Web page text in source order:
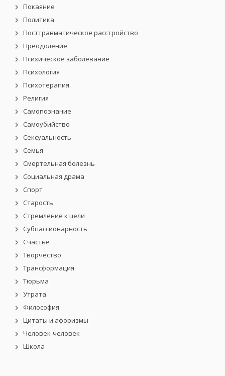
Покаяние
Политика
Посттравматическое расстройство
Преодоление
Психическое заболевание
Психология
Психотерапия
Религия
Самопознание
Самоубийство
Сексуальность
Семья
Смертельная болезнь
Социальная драма
Спорт
Старость
Стремление к цели
Субпассионарность
Счастье
Творчество
Трансформация
Тюрьма
Утрата
Философия
Цитаты и афоризмы
Человек-человек
Школа